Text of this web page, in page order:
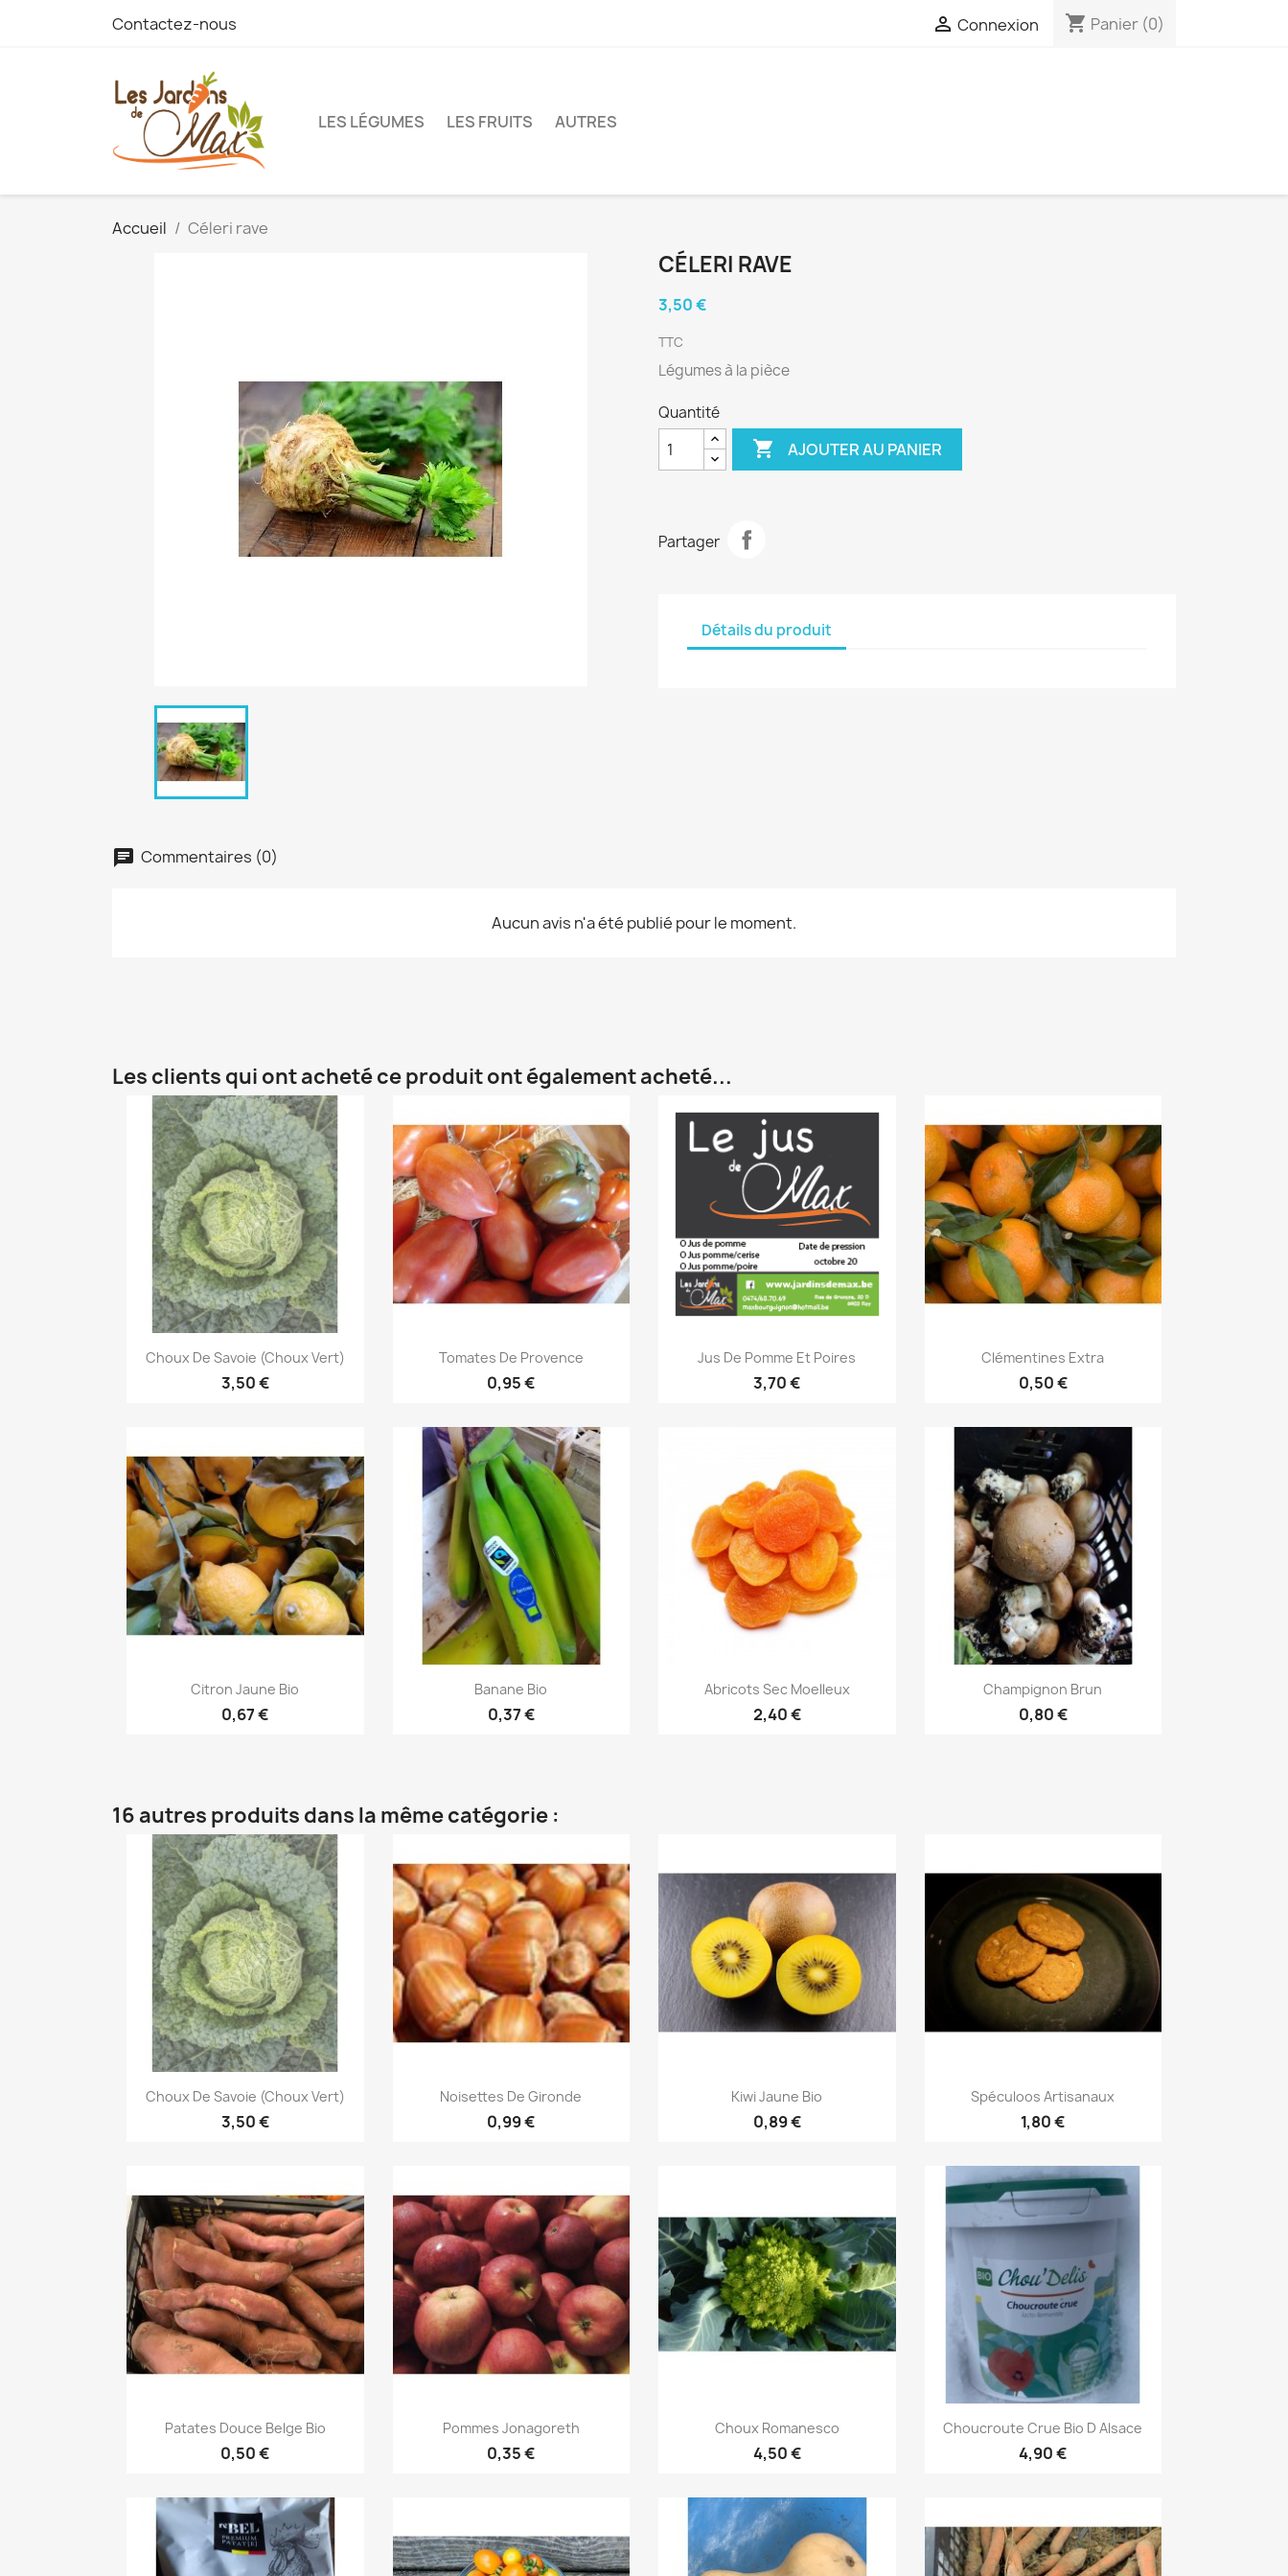
Contactez-nous  Connexion shopping_cart Panier (0)
LES LÉGUMES LES FRUITS AUTRES
Accueil Céleri rave
CÉLERI RAVE
3,50 €
TTC
Légumes à la pièce
Quantité
 AJOUTER AU PANIER
Partager
Détails du produit
Commentaires (0)
Aucun avis n'a été publié pour le moment.
Les clients qui ont acheté ce produit ont également acheté...
Aperçu rapide
Choux De Savoie (choux Vert)
3,50 €
Aperçu rapide
Tomates De Provence
0,95 €
Aperçu rapide
Jus De Pomme Et Poires
3,70 €
Aperçu rapide
Clémentines Extra
0,50 €
Aperçu rapide
Citron Jaune Bio
0,67 €
Aperçu rapide
Banane Bio
0,37 €
Aperçu rapide
Abricots Sec Moelleux
2,40 €
Aperçu rapide
Champignon Brun
0,80 €
16 autres produits dans la même catégorie :
Aperçu rapide
Choux De Savoie (choux Vert)
3,50 €
Aperçu rapide
Noisettes De Gironde
0,99 €
Aperçu rapide
Kiwi Jaune Bio
0,89 €
Aperçu rapide
Spéculoos Artisanaux
1,80 €
Aperçu rapide
Patates Douce Belge Bio
0,50 €
Aperçu rapide
Pommes Jonagoreth
0,35 €
Aperçu rapide
Choux Romanesco
4,50 €
Aperçu rapide
Choucroute Crue Bio D Alsace
4,90 €